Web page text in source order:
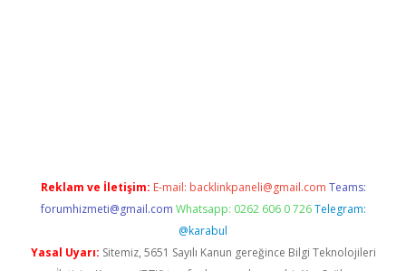
Reklam ve İletişim: E-mail: backlinkpaneli@gmail.com Teams:
forumhizmeti@gmail.com Whatsapp: 0262 606 0 726 Telegram:
@karabul
Yasal Uyarı: Sitemiz, 5651 Sayılı Kanun gereğince Bilgi Teknolojileri